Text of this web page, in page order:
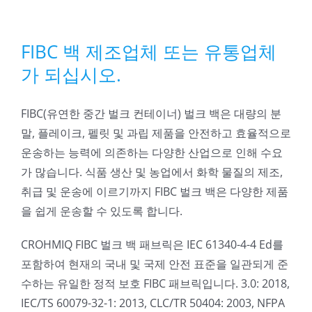
FIBC 백 제조업체 또는 유통업체
가 되십시오.
FIBC(유연한 중간 벌크 컨테이너) 벌크 백은 대량의 분
말, 플레이크, 펠릿 및 과립 제품을 안전하고 효율적으로
운송하는 능력에 의존하는 다양한 산업으로 인해 수요
가 많습니다. 식품 생산 및 농업에서 화학 물질의 제조,
취급 및 운송에 이르기까지 FIBC 벌크 백은 다양한 제품
을 쉽게 운송할 수 있도록 합니다.
CROHMIQ FIBC 벌크 백 패브릭은 IEC 61340-4-4 Ed를
포함하여 현재의 국내 및 국제 안전 표준을 일관되게 준
수하는 유일한 정적 보호 FIBC 패브릭입니다. 3.0: 2018,
IEC/TS 60079-32-1: 2013, CLC/TR 50404: 2003, NFPA